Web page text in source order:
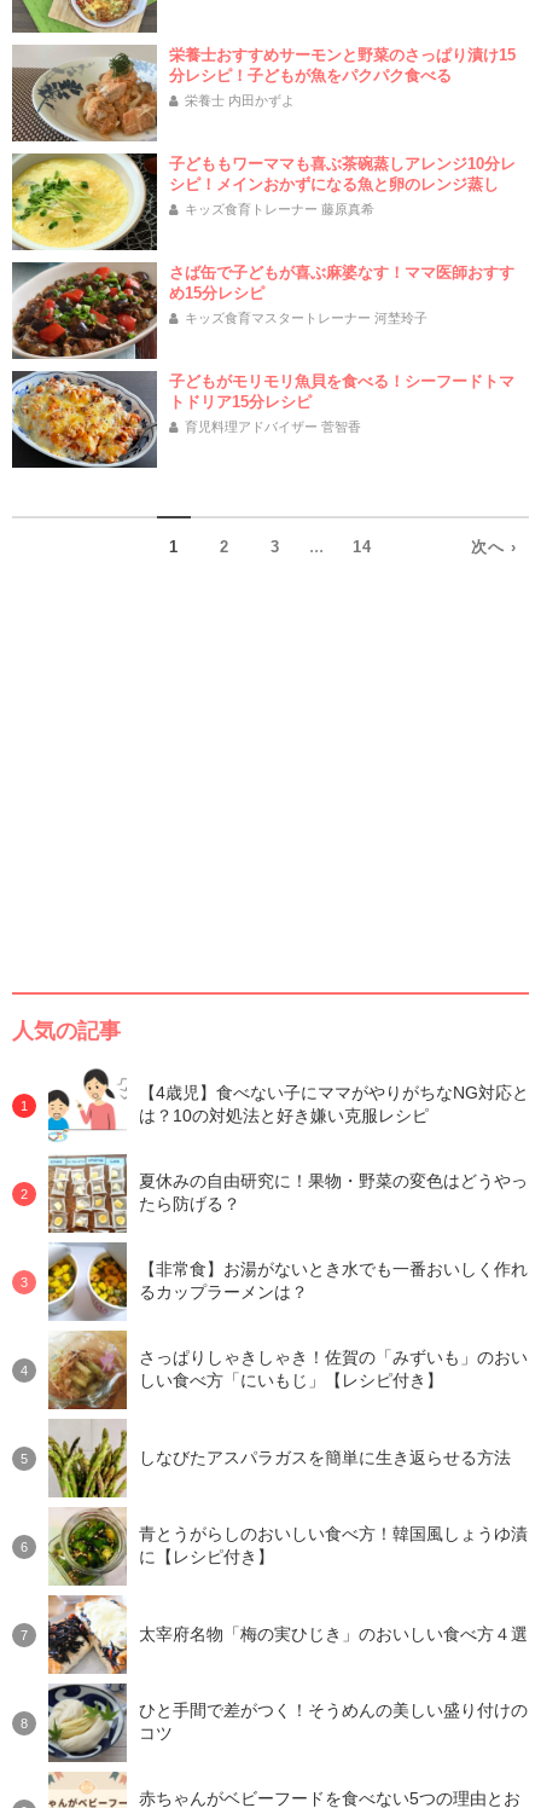
栄養士おすすめサーモンと野菜のさっぱり漬け15
分レシピ！子どもが魚をパクパク食べる
栄養士 内田かずよ
子どももワーママも喜ぶ茶碗蒸しアレンジ10分レ
シピ！メインおかずになる魚と卵のレンジ蒸し
キッズ食育トレーナー 藤原真希
さば缶で子どもが喜ぶ麻婆なす！ママ医師おすす
め15分レシピ
キッズ食育マスタートレーナー 河埜玲子
子どもがモリモリ魚貝を食べる！シーフードトマ
トドリア15分レシピ
育児料理アドバイザー 菅智香
1 2 3 ... 14 次へ ›
人気の記事
【4歳児】食べない子にママがやりがちなNG対応と
は？10の対処法と好き嫌い克服レシピ
夏休みの自由研究に！果物・野菜の変色はどうやっ
たら防げる？
【非常食】お湯がないとき水でも一番おいしく作れ
るカップラーメンは？
さっぱりしゃきしゃき！佐賀の「みずいも」のおい
しい食べ方「にいもじ」【レシピ付き】
しなびたアスパラガスを簡単に生き返らせる方法
青とうがらしのおいしい食べ方！韓国風しょうゆ漬
に【レシピ付き】
太宰府名物「梅の実ひじき」のおいしい食べ方４選
ひと手間で差がつく！そうめんの美しい盛り付けの
コツ
赤ちゃんがベビーフードを食べない5つの理由とお